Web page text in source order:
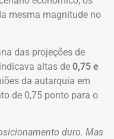
mesma magnitude no
das projeções de
altas de 0,75 e
da autarquia em
de 0,75 ponto para o
duro. Mas